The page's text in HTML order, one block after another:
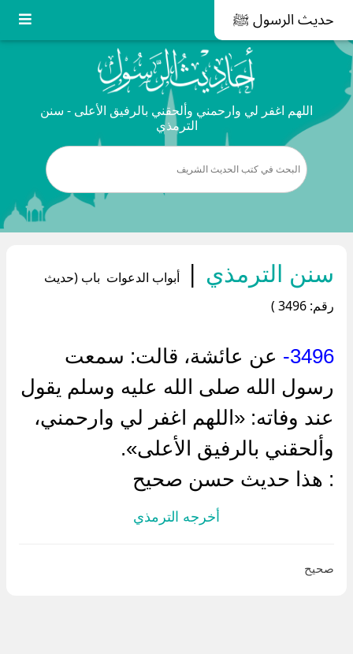
حديث الرسول ﷺ
اللهم اغفر لي وارحمني وألحقني بالرفيق الأعلى - سنن
الترمذي
سنن الترمذي |
أبواب الدعوات باب (حديث
رقم: 3496 )
3496-
عن عائشة، قالت: سمعت
رسول الله صلى الله عليه وسلم يقول
عند وفاته: «اللهم اغفر لي وارحمني،
وألحقني بالرفيق الأعلى».
: هذا حديث حسن صحيح
أخرجه الترمذي
صحيح